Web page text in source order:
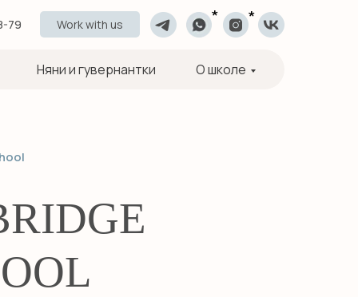
Няни и гувернантки О школе
79 Work with us * *